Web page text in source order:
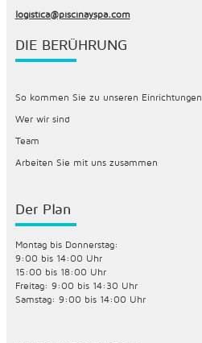
logistica@piscinayspa.com
DIE BERÜHRUNG
So kommen Sie zu unseren Einrichtungen
Wer wir sind
Team
Arbeiten Sie mit uns zusammen
Der Plan
Montag bis Donnerstag:
9:00 bis 14:00 Uhr
15:00 bis 18:00 Uhr
Freitag: 9:00 bis 14:30 Uhr
Samstag: 9:00 bis 14:00 Uhr